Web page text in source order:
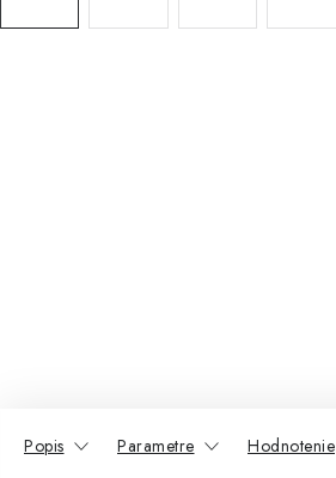
Popis Parametre Hodnotenie